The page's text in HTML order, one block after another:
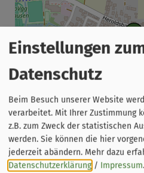
Leaflet
Spargelhof
Siegfried Zenk
Fackendorfer Straße 5
91353 Hausen
Einstellungen
Datenschutz
Beim Besuch unserer Website
verarbeitet. Mit Ihrer Zustimmung
z.B. zum Zweck der statistischen
werden. Sie können die hier
jederzeit abändern. Mehr dazu
Datenschutzerklärung / Impressum.